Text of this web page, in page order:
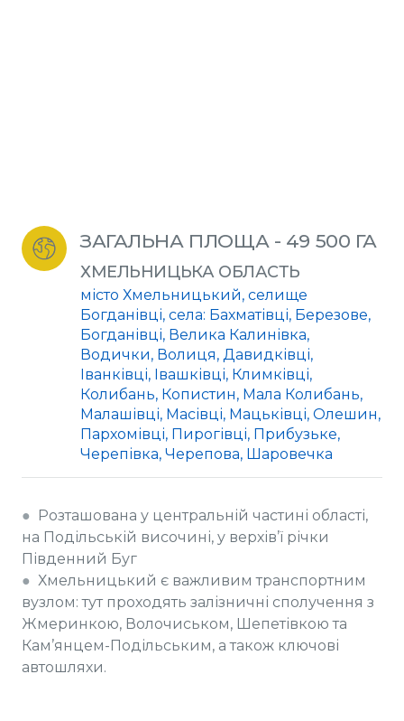
ЗАГАЛЬНА ПЛОЩА - 49 500 ГА
ХМЕЛЬНИЦЬКА ОБЛАСТЬ
місто Хмельницький, селище
Богданівці, села: Бахматівці, Березове,
Богданівці, Велика Калинівка,
Водички, Волиця, Давидківці,
Іванківці, Івашківці, Климківці,
Колибань, Копистин, Мала Колибань,
Малашівці, Масівці, Мацьківці, Олешин,
Пархомівці, Пирогівці, Прибузьке,
Черепівка, Черепова, Шаровечка
● Розташована у центральній частині області,
на Подільській височині, у верхів’ї річки
Південний Буг
● Хмельницький є важливим транспортним
вузлом: тут проходять залізничні сполучення з
Жмеринкою, Волочиськом, Шепетівкою та
Кам’янцем-Подільським, а також ключові
автошляхи.